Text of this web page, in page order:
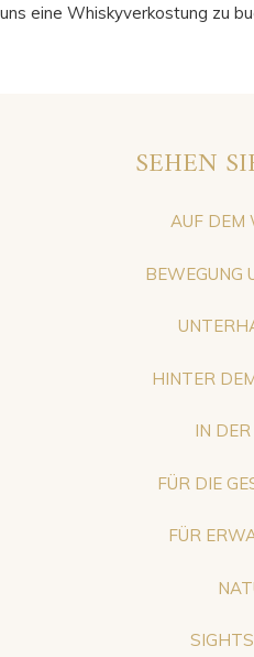
uns eine Whiskyverkostung zu
SEHEN
AUF DEM
BEWEGUNG
HINTER
IN
FÜR DIE
FÜR